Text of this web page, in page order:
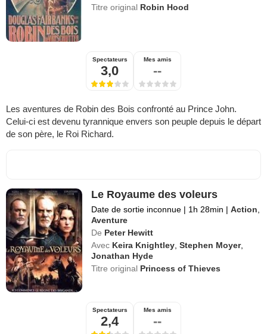
Titre original Robin Hood
Spectateurs
3,0
Mes amis
--
Les aventures de Robin des Bois confronté au Prince John.
Celui-ci est devenu tyrannique envers son peuple depuis le départ
de son père, le Roi Richard.
Le Royaume des voleurs
Date de sortie inconnue | 1h 28min | Action
Aventure
De Peter Hewitt
Avec Keira Knightley ,Stephen Moyer,
Jonathan Hyde
Titre original Princess of Thieves
Spectateurs
2,4
Mes amis
--